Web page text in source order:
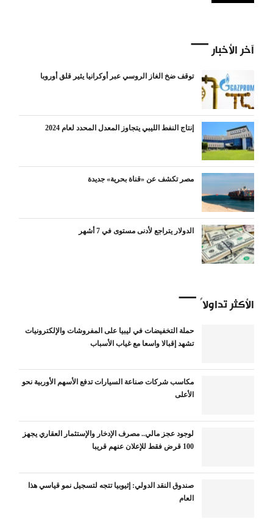
آخر الأخبار
توقف ضخ الغاز الروسي عبر أوكرانيا يثير قلق أوروبا
إنتاج النفط الليبي يتجاوز المعدل المحدد لعام 2024
مصر تكشف عن «قناة بحرية» جديدة
الدولار يتراجع لأدنى مستوى في 7 أشهر
الأكثر تداولاً
حملة التخفيضات في ليبيا على المفروشات والإلكترونيات
تشهد إقبالا واسعا مع غياب الأسباب
مكاسب شركات صناعة السيارات تدفع الأسهم الأوربية نحو
الأعلى
لوجود عجز مالي.. مصرف الإدخار والإستثمار العقاري يجهز
100 قرض فقط للإعلان عنهم قريبا
صندوق النقد الدولي: إثيوبيا تتجه لتسجيل نمو قياسي هذا
العام